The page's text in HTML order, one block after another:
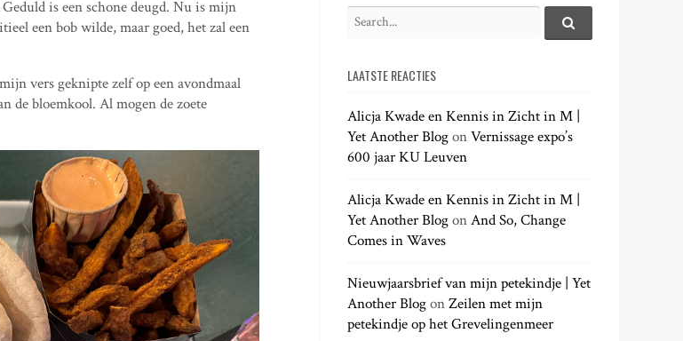
is een schone deugd. Nu is mijn
een bob wilde, maar goed, het zal een
vers geknipte zelf op een avondmaal
de bloemkool. Al mogen de zoete
r
h
f
o
:
S
h
.
LAATSTE REACTIES
Alicja Kwade en Kennis in Zicht in M |
Yet Another BlogonVernissage expo’s
600 jaar KU Leuven
Alicja Kwade en Kennis in Zicht in M |
Yet Another BlogonAnd So, Change
Comes in Waves
Nieuwjaarsbrief van mijn petekindje | Yet
Another BlogonZeilen met mijn
petekindje op het Grevelingenmeer